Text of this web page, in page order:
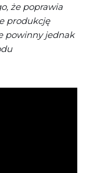
że poprawia
produkcję
powinny jednak